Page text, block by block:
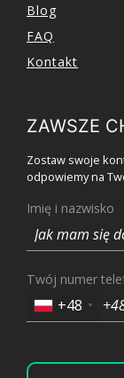
Blog
FAQ
Kontakt
ZAWSZE
Zostaw swoje
odpowiemy na
Imię i nazwisko
Twój numer
+48